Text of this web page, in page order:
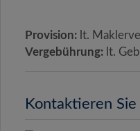
Provision: lt.
Vergebührung: lt.
Kontaktieren Sie